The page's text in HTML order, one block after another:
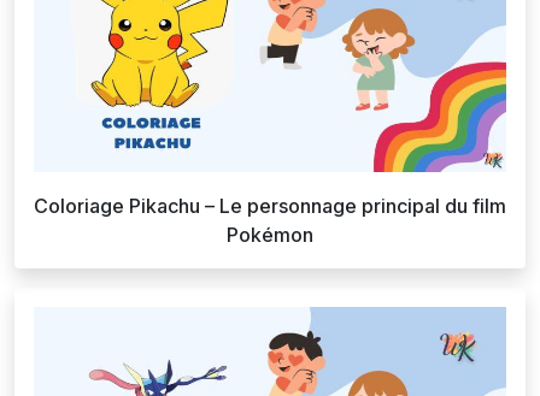
Coloriage Pikachu – Le personnage principal du film
Pokémon